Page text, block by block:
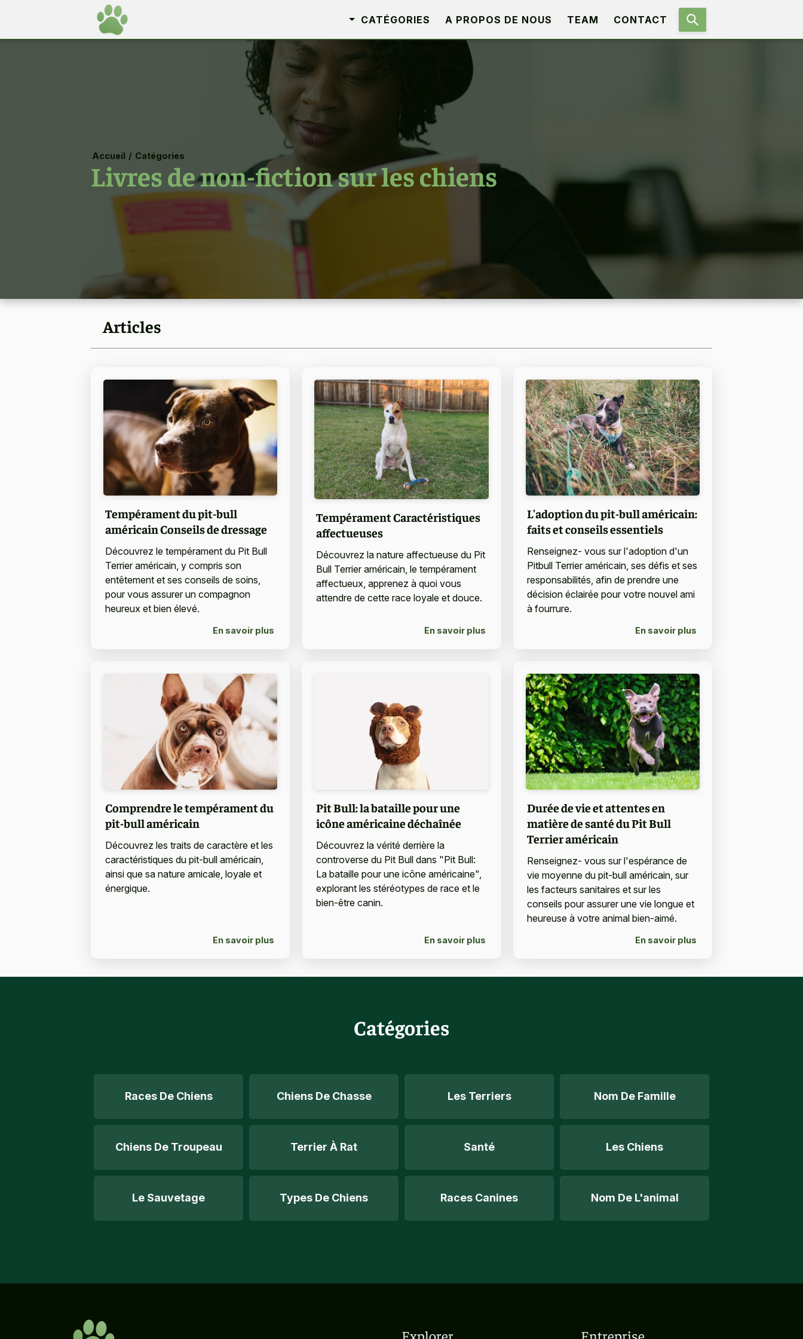
CATÉGORIES A PROPOS DE NOUS TEAM CONTACT
Accueil / Catégories
Livres de non-fiction sur les chiens
Articles
Tempérament du pit-bull
américain Conseils de dressage
Découvrez le tempérament du Pit Bull
Terrier américain, y compris son
entêtement et ses conseils de soins,
pour vous assurer un compagnon
heureux et bien élevé.
En savoir plus
Tempérament Caractéristiques
affectueuses
Découvrez la nature affectueuse du Pit
Bull Terrier américain, le tempérament
affectueux, apprenez à quoi vous
attendre de cette race loyale et douce.
En savoir plus
L'adoption du pit-bull américain:
faits et conseils essentiels
Renseignez- vous sur l'adoption d'un
Pitbull Terrier américain, ses défis et ses
responsabilités, afin de prendre une
décision éclairée pour votre nouvel ami
à fourrure.
En savoir plus
Comprendre le tempérament du
pit-bull américain
Découvrez les traits de caractère et les
caractéristiques du pit-bull américain,
ainsi que sa nature amicale, loyale et
énergique.
En savoir plus
Pit Bull: la bataille pour une
icône américaine déchaînée
Découvrez la vérité derrière la
controverse du Pit Bull dans "Pit Bull:
La bataille pour une icône américaine",
explorant les stéréotypes de race et le
bien-être canin.
En savoir plus
Durée de vie et attentes en
matière de santé du Pit Bull
Terrier américain
Renseignez- vous sur l'espérance de
vie moyenne du pit-bull américain, sur
les facteurs sanitaires et sur les
conseils pour assurer une vie longue et
heureuse à votre animal bien-aimé.
En savoir plus
Catégories
Races De Chiens Chiens De Chasse Les Terriers Nom De Famille
Chiens De Troupeau Terrier À Rat Santé Les Chiens
Le Sauvetage Types De Chiens Races Canines Nom De L'animal
Explorer Entreprise